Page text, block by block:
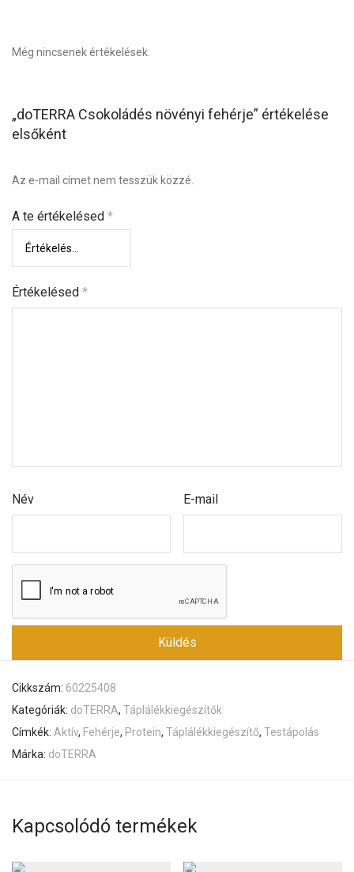
Még nincsenek értékelések.
„doTERRA Csokoládés növényi fehérje” értékelése
elsőként
Az e-mail címet nem tesszük közzé.
A te értékelésed *
Értékelésed *
Név E-mail
Cikkszám: 60225408
Kategóriák: doTERRA, Táplálékkiegészítők
Címkék: Aktív, Fehérje, Protein, Táplálékkiegészítő, Testápolás
Márka: doTERRA
Kapcsolódó termékek